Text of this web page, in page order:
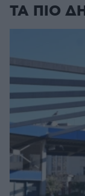
ΤΑ ΠΙΟ